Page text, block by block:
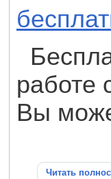
работе
Вы
Читать